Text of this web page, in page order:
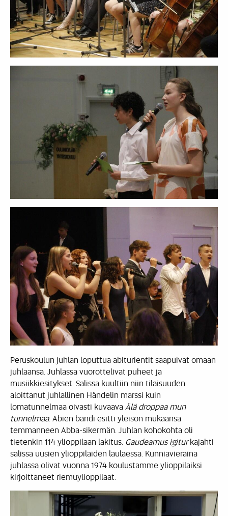
Peruskoulun juhlan loputtua abiturientit saapuivat omaan
juhlaansa. Juhlassa vuorottelivat puheet ja
musiikkiesitykset. Salissa kuultiin niin tilaisuuden
aloittanut juhlallinen Händelin marssi kuin
lomatunnelmaa oivasti kuvaava Älä droppaa mun
tunnelmaa. Abien bändi esitti yleisön mukaansa
temmanneen Abba-sikermän. Juhlan kohokohta oli
tietenkin 114 ylioppilaan lakitus. Gaudeamus igiturkajahti
salissa uusien ylioppilaiden laulaessa. Kunniavieraina
juhlassa olivat vuonna 1974 koulustamme ylioppilaiksi
kirjoittaneet riemuylioppilaat.